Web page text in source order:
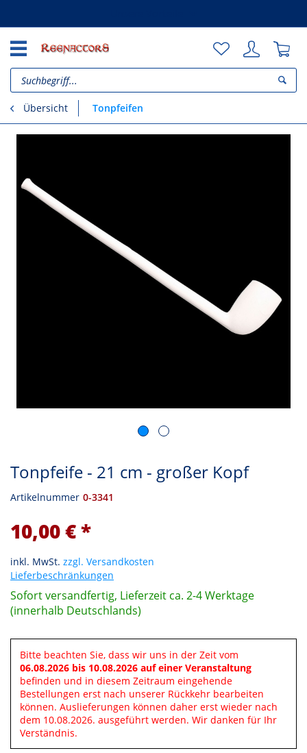
Übersicht Tonpfeifen
Tonpfeife - 21 cm - großer Kopf
Artikelnummer 0-3341
10,00 € *
inkl. MwSt. zzgl. Versandkosten
Lieferbeschränkungen
Sofort versandfertig, Lieferzeit ca. 2-4 Werktage
(innerhalb Deutschlands)
Bitte beachten Sie, dass wir uns in der Zeit vom
06.08.2026 bis 10.08.2026 auf einer Veranstaltung
befinden und in diesem Zeitraum eingehende
Bestellungen erst nach unserer Rückkehr bearbeiten
können. Auslieferungen können daher erst wieder nach
dem 10.08.2026. ausgeführt werden. Wir danken für Ihr
Verständnis.